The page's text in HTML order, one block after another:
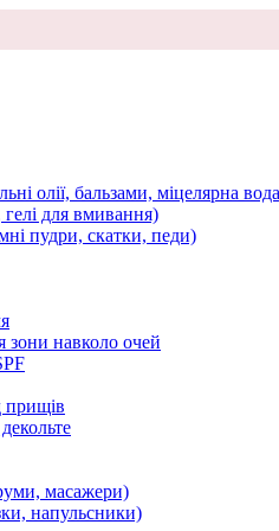
олії, бальзами, міцелярна
для вмивання)
пудри, скатки, педи)
навколо очей
прищів
масажери)
напульсники)